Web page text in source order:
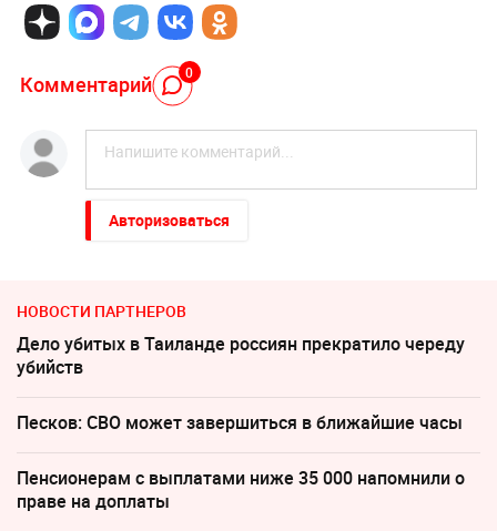
Комментарий 0
Авторизоваться
НОВОСТИ ПАРТНЕРОВ
Дело убитых в Таиланде россиян прекратило череду
убийств
Песков: СВО может завершиться в ближайшие часы
Пенсионерам с выплатами ниже 35 000 напомнили о
праве на доплаты